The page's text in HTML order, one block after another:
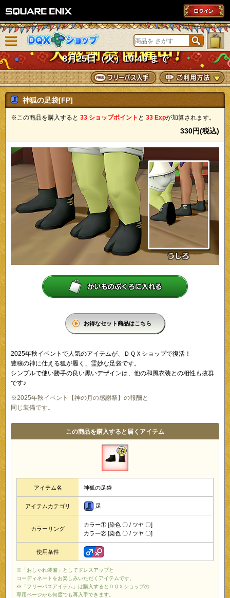
DQXショップ
8月25日（火）10:49 まで
ニューを閉じる
神狐の足袋[FP]
※この商品を購入すると 33 ショップポイント と 33 Expが加算されます。
330円(税込)
お得なセット商品はこちら
2025年秋イベントで人気のアイテムが、ＤＱＸショップで復活！
豊穣の神に仕える狐が履く、霊妙な足袋です。
シンプルで使い勝手の良い黒いデザインは、他の和風衣装との相性も抜群
です♪
※2025年秋イベント【神の月の感謝祭】の報酬と
同じ装備です。
この商品を購入すると届くアイテム
アイテム名 神狐の足袋
アイテムカテゴリ 足
カラーリング
カラー① [染色 〇 / ツヤ 〇]
カラー② [染色 〇 / ツヤ 〇]
使用条件
※「おしゃれ装備」としてドレスアップと
コーディネートをお楽しみいただくアイテムです。
※「フリーパスアイテム」は購入するとＤＱＸショップの
専用ページから何度でも再入手できます。